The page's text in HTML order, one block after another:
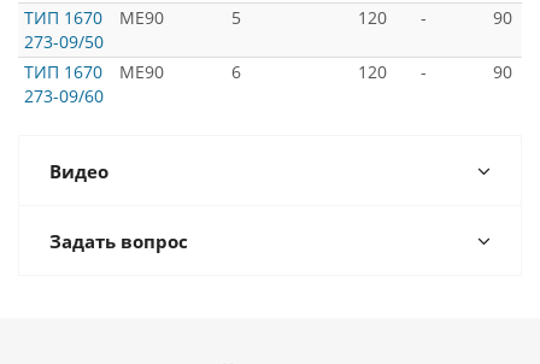
ТИП 1670
273-09/50
ME90 5 120 - 90
ТИП 1670
273-09/60
ME90 6 120 - 90
Видео
Задать вопрос